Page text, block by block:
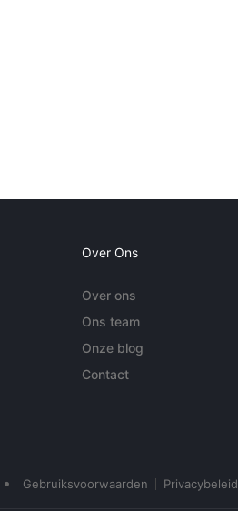
Over Ons
Over ons
Ons team
Onze blog
Contact
• Gebruiksvoorwaarden Privacybeleid